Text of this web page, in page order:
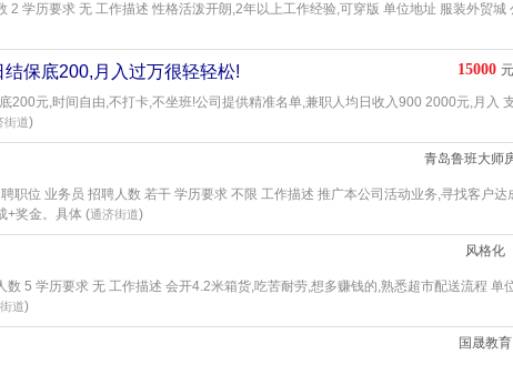
2 学历要求 无 工作描述 性格活泼开朗,2年以上工作经验,可穿版 单位地址 服装外贸城
保底200,月入过万很轻轻松! 15000 元
200元,时间自由,不打卡,不坐班!公司提供精准名单,兼职人均日收入900 2000元,月入
街道)
职位 业务员 招聘人数 若干 学历要求 不限 工作描述 推广本公司活动业务,寻找客户达
+奖金。具体 (通济街道)
风格化
5 学历要求 无 工作描述 会开4.2米箱货,吃苦耐劳,想多赚钱的,熟悉超市配送流程 单
道)
国晟教育